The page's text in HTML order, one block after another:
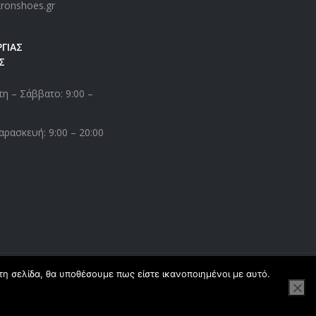
– Σάββατο: 9:00 –
9:00 – 20:00
σελίδα, θα υποθέσουμε πως είστε ικανοποιημένοι με αυτό.